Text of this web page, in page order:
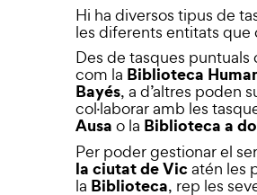
Hi ha diversos tipus de
les diferents entitats que
Des de tasques puntuals
com la Biblioteca
Bayés, a d’altres poden
col·laborar amb les
Ausa o la Biblioteca a
Per poder gestionar el
la ciutat de Vicatén les
la Biblioteca, rep les